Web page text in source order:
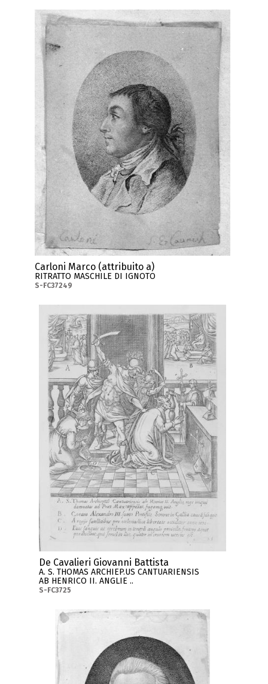
Carloni Marco (attribuito a)
RITRATTO MASCHILE DI IGNOTO
S-FC37249
De Cavalieri Giovanni Battista
A. S. THOMAS ARCHIEP.US CANTUARIENSIS
AB HENRICO II. ANGLIE ..
S-FC3725